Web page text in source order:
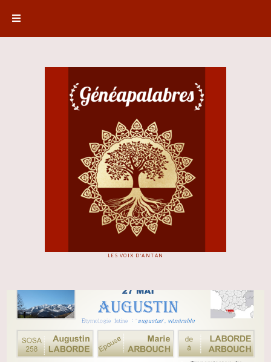
LES VOIX D'ANTAN